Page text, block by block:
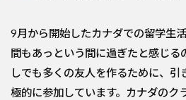
9月から開始したカナダでの留学生
間もあっという間に過ぎたと感じる
しでも多くの友人を作るために、引
極的に参加しています。カナダのク